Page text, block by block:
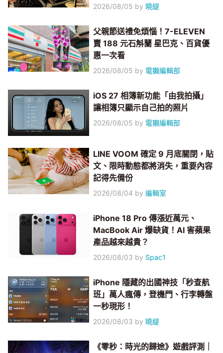
2026/08/05 by 曉緹
父親節送禮免煩惱！7-ELEVEN
賣 188 元石斛蘭 星巴克、百貨優
惠一次看
2026/08/05 by 電獺編輯部
iOS 27 相簿新功能「由我拍攝」
讓相簿只顯示自己拍的照片
2026/08/05 by 電獺編輯部
LINE VOOM 確定 9 月底關閉，貼
文、限時動態都將消失，重要內容
記得先備份
2026/08/04 by編輯室
iPhone 18 Pro 傳漲近萬元、
MacBook Air 爆缺貨！AI 害蘋果
產品越來越貴？
2026/08/03 by Spac1
iPhone 隱藏的出國神技「秒查航
班」萬人瘋傳，登機門、行李轉盤
一秒現形！
2026/08/03 by 曉緹
《零秒：時光的歸途》遊戲評測｜